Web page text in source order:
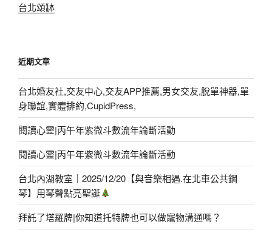
台北頌缽
近期文章
台北婚友社,交友中心,交友APP推薦,男女交友,脫單神器,單
身聯誼,實體排約,CupidPress,
閱讀心靈|丙午年紫微斗數流年論斷活動
閱讀心靈|丙午年紫微斗數流年論斷活動
台北內湖教室｜2025/12/20【與音樂相遇.在北車公共鋼
琴】用琴聲點亮聖誕
拜託了塔羅牌|你知道托特牌也可以做寵物溝通嗎？